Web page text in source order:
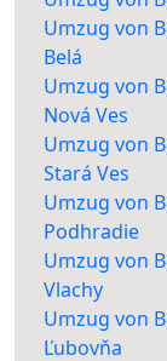
Umzug von
Belá
Umzug von
Nová Ves
Umzug von
Stará Ves
Umzug von
Podhradie
Umzug von
Vlachy
Umzug von
Ľubovňa